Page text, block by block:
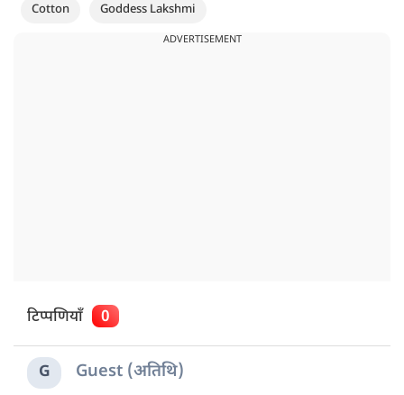
Cotton
Goddess Lakshmi
ADVERTISEMENT
टिप्पणियाँ 0
G Guest (अतिथि)